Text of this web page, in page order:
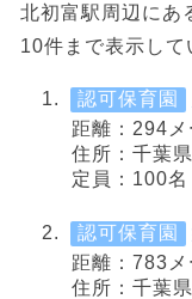
北初富駅周辺にあ
10件まで表示して
認可保育園
距離：294メ
住所：千葉
定員：100名
認可保育園
距離：783メ
住所：千葉